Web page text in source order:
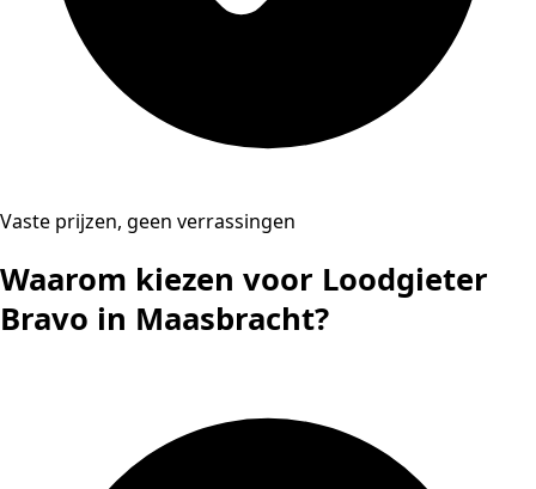
Vaste prijzen, geen verrassingen
Waarom kiezen voor Loodgieter
Bravo in Maasbracht?